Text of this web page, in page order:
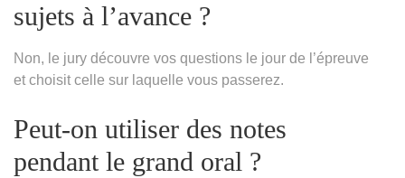
sujets à l’avance ?
Non, le jury découvre vos questions le jour de l’épreuve
et choisit celle sur laquelle vous passerez.
Peut-on utiliser des notes
pendant le grand oral ?